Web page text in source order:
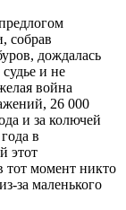
собрав
дождалась
и не
война
26 000
и за колючей
в
этот
тот момент никто
за маленького